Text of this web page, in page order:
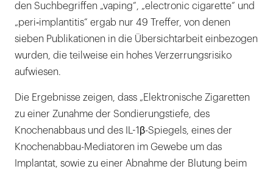
den Suchbegriffen „vaping“, „electronic cigarette“ und
„peri‑implantitis“ ergab nur 49 Treffer, von denen
sieben Publikationen in die Übersichtarbeit einbezogen
wurden, die teilweise ein hohes Verzerrungsrisiko
aufwiesen.
Die Ergebnisse zeigen, dass „Elektronische Zigaretten
zu einer Zunahme der Sondierungstiefe, des
Knochenabbaus und des IL-1β-Spiegels, eines der
Knochenabbau-Mediatoren im Gewebe um das
Implantat, sowie zu einer Abnahme der Blutung beim